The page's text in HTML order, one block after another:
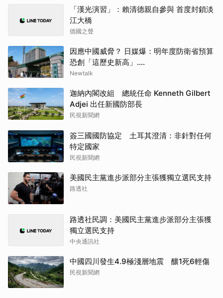
「漢光演習」：賴清德親自參與 首度封鎖淡
江大橋
德國之聲
因應中國威脅？ 日媒爆：明年度防衛省預算
恐創「這歷史新高」....
Newtalk
迦納內閣改組 總統任命 Kenneth Gilbert
Adjei 出任新國防部長
民視新聞網
簽三國國防協定 土耳其澄清：非針對任何
特定國家
民視新聞網
美國民主黨進步派部分主張獲獨立選民支持
路透社
路透社民調：美國民主黨進步派部分主張獲
獨立選民支持
中央通訊社
中國四川發生4.9極淺層地震 釀1死6輕傷
民視新聞網